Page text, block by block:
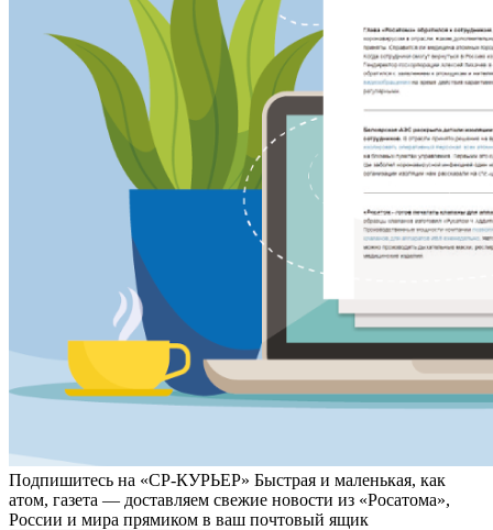
Подпишитесь на «СР-КУРЬЕР» Быстрая и маленькая, как
атом, газета — доставляем свежие новости из «Росатома»,
России и мира прямиком в ваш почтовый ящик